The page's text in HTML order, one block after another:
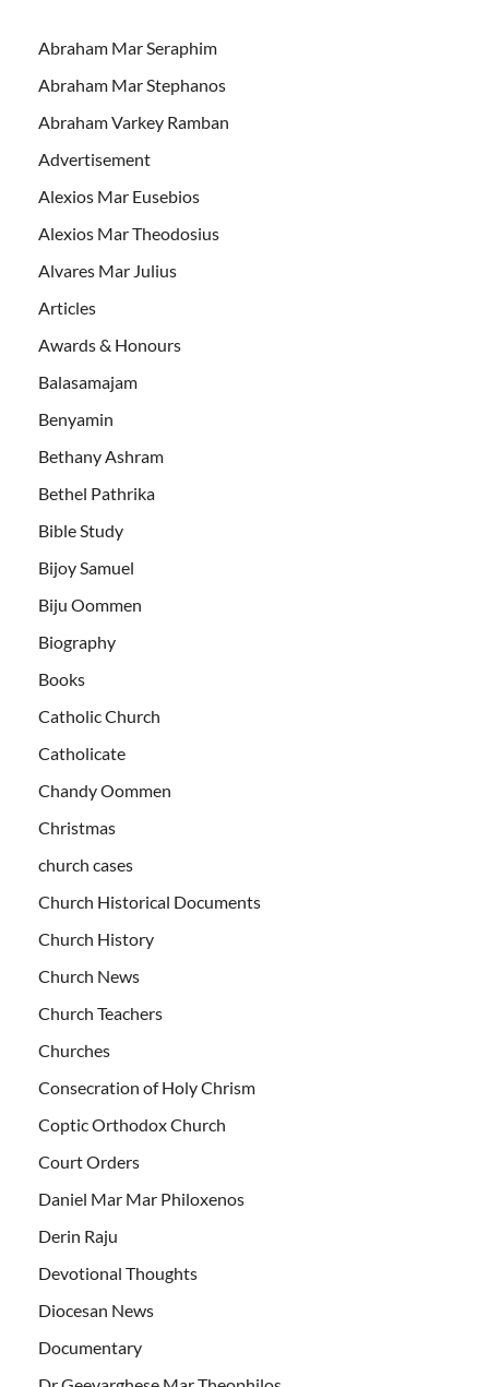
Abraham Mar Seraphim
Abraham Mar Stephanos
Abraham Varkey Ramban
Advertisement
Alexios Mar Eusebios
Alexios Mar Theodosius
Alvares Mar Julius
Articles
Awards & Honours
Balasamajam
Benyamin
Bethany Ashram
Bethel Pathrika
Bible Study
Bijoy Samuel
Biju Oommen
Biography
Books
Catholic Church
Catholicate
Chandy Oommen
Christmas
church cases
Church Historical Documents
Church History
Church News
Church Teachers
Churches
Consecration of Holy Chrism
Coptic Orthodox Church
Court Orders
Daniel Mar Mar Philoxenos
Derin Raju
Devotional Thoughts
Diocesan News
Documentary